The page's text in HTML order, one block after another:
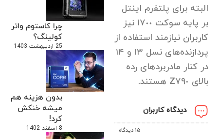
چرا کاستوم واتر
کولینگ؟
25 اردیبهشت 1403
بدون هزینه هم
میشه خنکش
کرد!
8 اسفند 1402
البته برای پلتفرم اینتل
بر پایه سوکت ١٧٠٠ نیز
کاربران نیازمند استفاده از
پردازنده‌های نسل ١٣ و ١۴
در کنار مادربرد‌های رده
بالای Z٧٩٠ هستند.
دیدگاه کاربران
15 دیدگاه